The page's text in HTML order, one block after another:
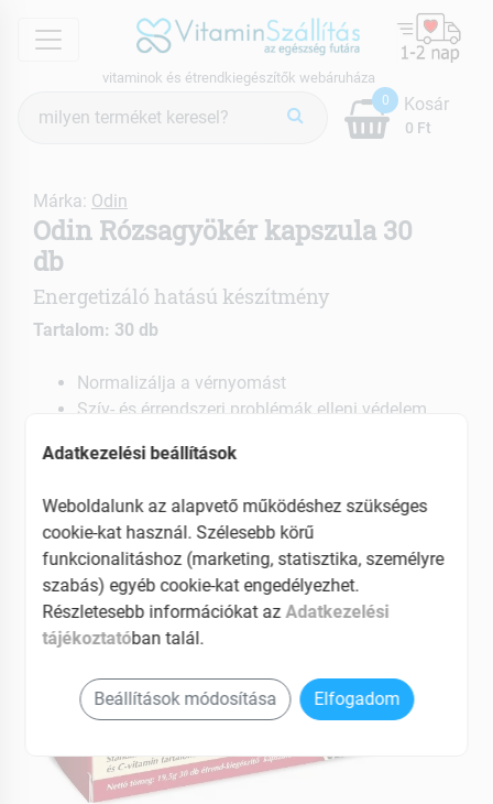
menu
vitaminok és étrendkiegészítők webáruháza
keresés
0
0 Ft
Kosár
Márka: Odin
Odin Rózsagyökér kapszula 30
db
Energetizáló hatású készítmény
Tartalom: 30 db
Normalizálja a vérnyomást
Szív- és érrendszeri problémák elleni védelem
Adatkezelési beállítások
Weboldalunk az alapvető működéshez szükséges
cookie-kat használ. Szélesebb körű
funkcionalitáshoz (marketing, statisztika, személyre
szabás) egyéb cookie-kat engedélyezhet.
Részletesebb információkat az Adatkezelési
tájékoztatóban talál.
Beállítások módosítása Elfogadom